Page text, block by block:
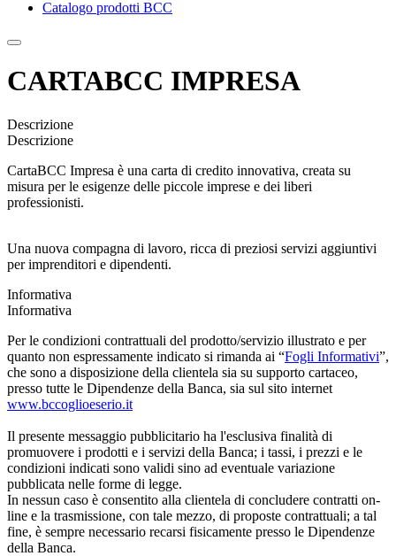
Catalogo prodotti BCC
CARTABCC IMPRESA
Descrizione
Descrizione
CartaBCC Impresa è una carta di credito innovativa, creata su
misura per le esigenze delle piccole imprese e dei liberi
professionisti.
Una nuova compagna di lavoro, ricca di preziosi servizi aggiuntivi
per imprenditori e dipendenti.
Informativa
Informativa
Per le condizioni contrattuali del prodotto/servizio illustrato e per
quanto non espressamente indicato si rimanda ai “Fogli Informativi”,
che sono a disposizione della clientela sia su supporto cartaceo,
presso tutte le Dipendenze della Banca, sia sul sito internet
www.bccoglioeserio.it
Il presente messaggio pubblicitario ha l'esclusiva finalità di
promuovere i prodotti e i servizi della Banca; i tassi, i prezzi e le
condizioni indicati sono validi sino ad eventuale variazione
pubblicata nelle forme di legge.
In nessun caso è consentito alla clientela di concludere contratti on-
line e la trasmissione, con tale mezzo, di proposte contrattuali; a tal
fine, è sempre necessario recarsi fisicamente presso le Dipendenze
della Banca.